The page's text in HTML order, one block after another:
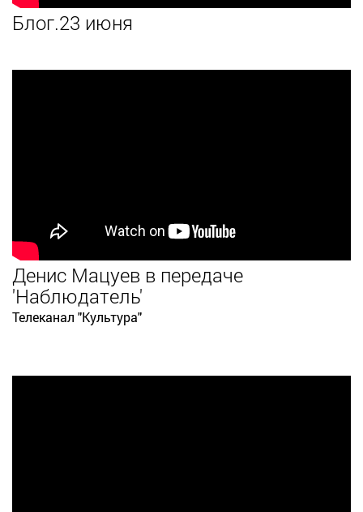
Блог.23 июня
Денис Мацуев в передаче
'Наблюдатель'
Телеканал "Культура"